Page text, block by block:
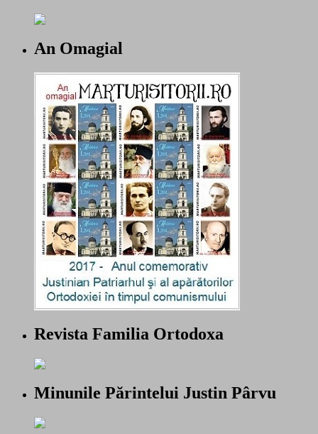
An Omagial
Revista Familia Ortodoxa
Minunile Părintelui Justin Pârvu